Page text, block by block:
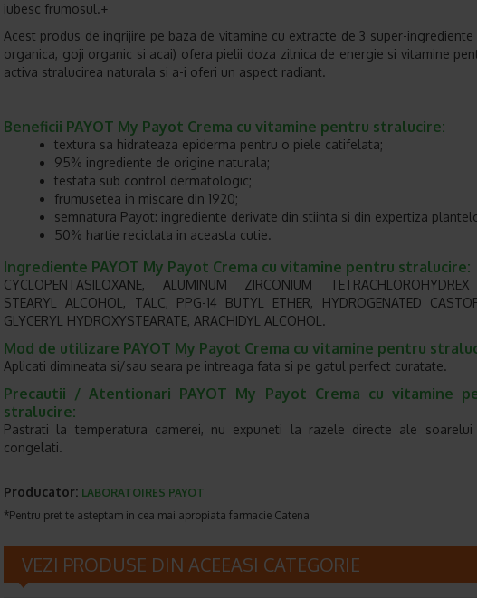
iubesc frumosul.+
Acest produs de ingrijire pe baza de vitamine cu extracte de 3 super-ingrediente
organica, goji organic si acai) ofera pielii doza zilnica de energie si vitamine
activa stralucirea naturala si a-i oferi un aspect radiant.
Beneficii PAYOT My Payot Crema cu vitamine pentru stralucire:
textura sa hidrateaza epiderma pentru o piele catifelata;
95% ingrediente de origine naturala;
testata sub control dermatologic;
frumusetea in miscare din 1920;
semnatura Payot: ingrediente derivate din stiinta si din expertiza
50% hartie reciclata in aceasta cutie.
Ingrediente PAYOT My Payot Crema cu vitamine pentru stralucire:
CYCLOPENTASILOXANE, ALUMINUM ZIRCONIUM
STEARYL ALCOHOL, TALC, PPG-14 BUTYL ETHER, HYDROGENATED
GLYCERYL HYDROXYSTEARATE, ARACHIDYL ALCOHOL.
Mod de utilizare PAYOT My Payot Crema cu vitamine pentru
Aplicati dimineata si/sau seara pe intreaga fata si pe gatul perfect curatate.
Precautii / Atentionari PAYOT My Payot Crema cu vitamine
stralucire:
Pastrati la temperatura camerei, nu expuneti la razele directe ale
congelati.
Producator: LABORATOIRES PAYOT
*Pentru pret te asteptam in cea mai apropiata farmacie Catena
VEZI PRODUSE DIN ACEEASI CATEGORIE